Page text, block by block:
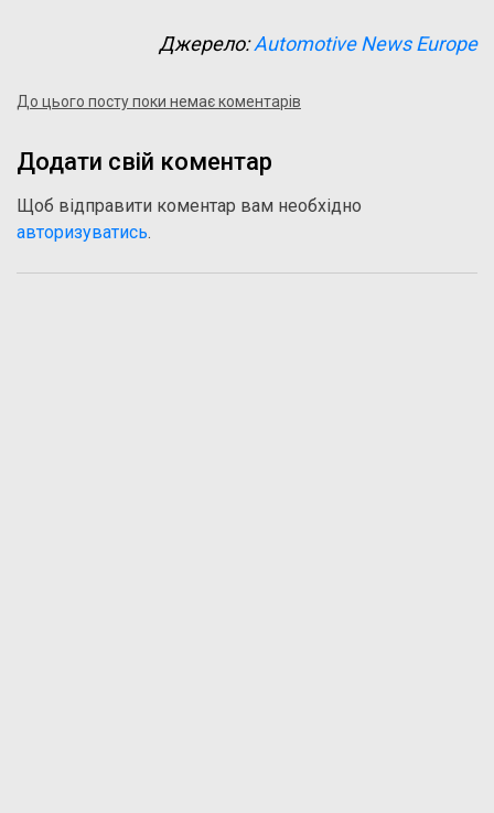
Джерело:Automotive News Europe
До цього посту поки немає коментарів
Додати свій коментар
Щоб відправити коментар вам необхідно
авторизуватись.